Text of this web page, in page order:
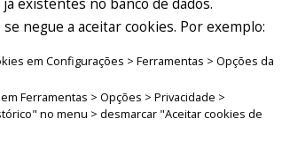
existentes no banco de dados.
negue a aceitar cookies. Por exemplo:
em Configurações > Ferramentas > Opções da
Ferramentas > Opções > Privacidade >
no menu > desmarcar "Aceitar cookies de